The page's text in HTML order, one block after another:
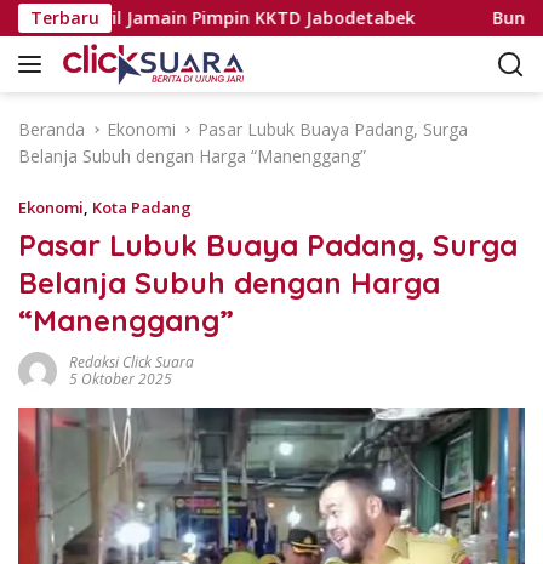
a
Terbaru
Dasril Jamain Pimpin KKTD Jabodetabek Bunda
Beranda Ekonomi
Pasar Lubuk Buaya Padang, Surga
Belanja Subuh dengan Harga “Manenggang”
Ekonomi, Kota Padang
Pasar Lubuk Buaya Padang, Surga
Belanja Subuh dengan Harga
“Manenggang”
Redaksi Click Suara
5 Oktober 2025